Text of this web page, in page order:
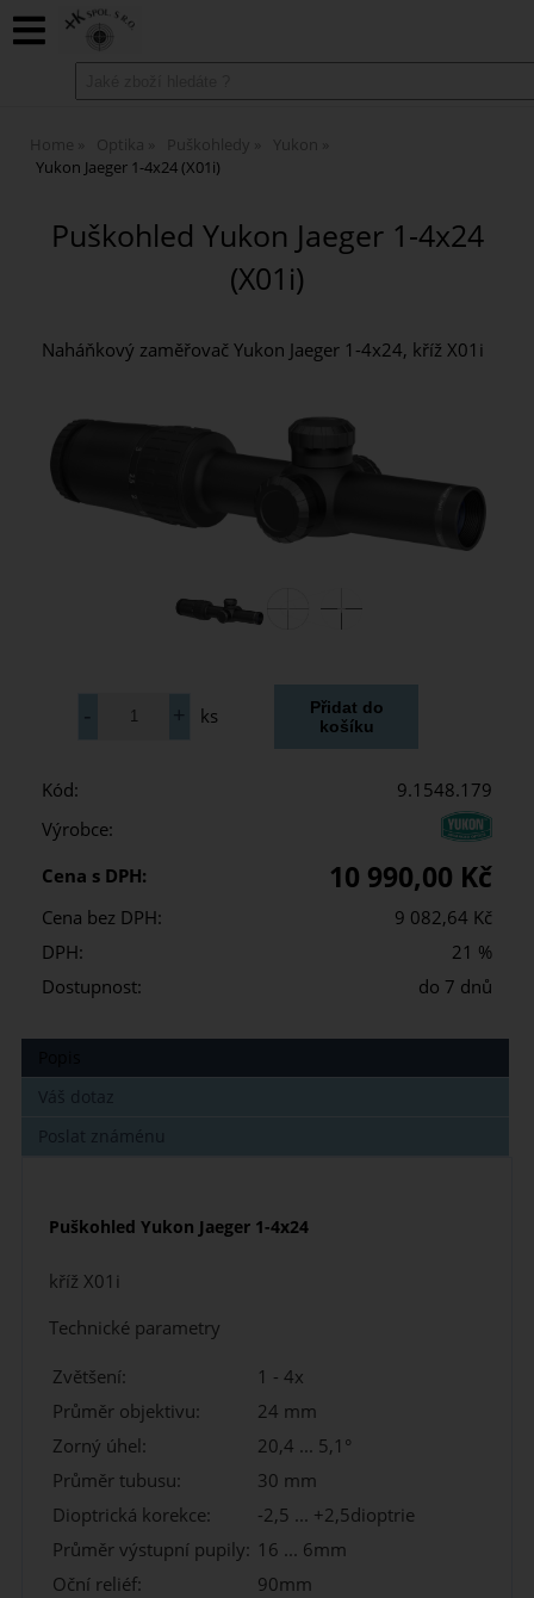
Home Optika Puškohledy
Yukon
Yukon Jaeger 1-4x24 (X01i)
Puškohled Yukon Jaeger 1-4x24
(X01i)
Naháňkový zaměřovač Yukon Jaeger 1-4x24, kříž X01i
ks
Kód:
9.1548.179
Výrobce:
Cena s DPH:
10 990,00 Kč
Cena bez DPH:
9 082,64 Kč
DPH:
21 %
Dostupnost:
do 7 dnů
Váš dotaz
Poslat známénu
Puškohled Yukon Jaeger 1-4x24
kříž X01i
Technické parametry
Zvětšení:
1 - 4x
Průměr objektivu:
24 mm
Zorný úhel:
20,4 ... 5,1°
Průměr tubusu:
30 mm
Dioptrická korekce:
-2,5 ... +2,5dioptrie
Průměr výstupní pupily: 16 ... 6mm
Oční reliéf:
90mm